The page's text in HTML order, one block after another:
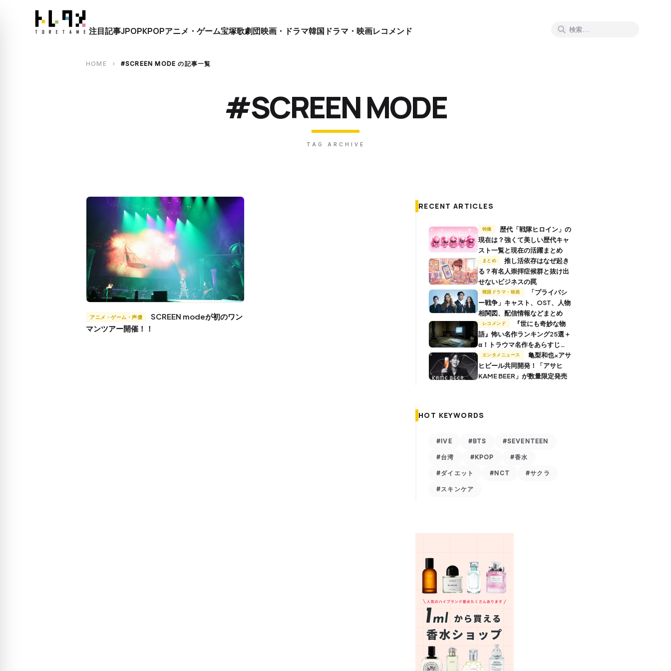
close
注目記事JPOPKPOPアニメ・ゲーム宝塚歌劇団映画・ドラマ韓国ドラマ・映画レコメンド
HOME chevron_right #SCREEN MODE の記事一覧
#SCREEN MODE
TAG ARCHIVE
アニメ・ゲーム・声優
マンツアー開催！！
RECENT ARTICLES
特撮
現在は？強くて美しい歴代キャ
スト一覧と現在の活躍まとめ
まとめ
推し活依存はなぜ起き
る？有名人崇拝症候群と抜け出
せないビジネスの罠
韓国ドラマ・映画
ー戦争」キャスト、OST、人物
相関図、配信情報などまとめ
レコメンド
語』怖い名作ランキング25選＋
α！トラウマ名作をあらすじ付
きで解説
エンタメニュース
ヒビール共同開発！「アサヒ
KAME BEER」が数量限定発売
HOT KEYWORDS
#IVE #BTS #SEVENTEEN
#台湾 #KPOP #香水
#ダイエット #NCT #サクラ
#スキンケア